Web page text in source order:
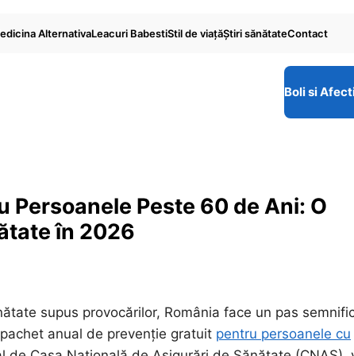
AlternativaLeacuri BabestiStil de viaţăŞtiri sănătateContact
Boli si
Peste 60 de Ani: O
în 2026
supus provocărilor, România face un pas
anual de prevenție gratuit pentru persoanele cu